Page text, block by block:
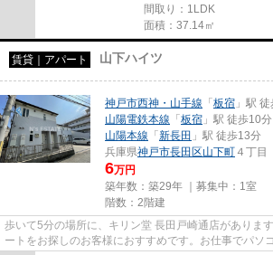
間取り：1LDK
面積：37.14㎡
賃貸｜アパート 山下ハイツ
神戸市西神・山手線 「 板宿 」駅
山陽電鉄本線 「 板宿 」駅 徒歩10分
山陽本線 「 新長田 」駅 徒歩13分
兵庫県神戸市長田区山下町 ４丁目
6万円
築年数：築29年 ｜募集中： 1室
階数：2階建
歩いて5分の場所に、キリン堂 長田戸崎通店がありま
ートをお探しのお客様におすすめです。お仕事でパソ